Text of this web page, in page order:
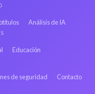
Análisis de IA
Educación
de seguridad Contacto